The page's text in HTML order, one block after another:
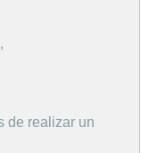
de realizar un